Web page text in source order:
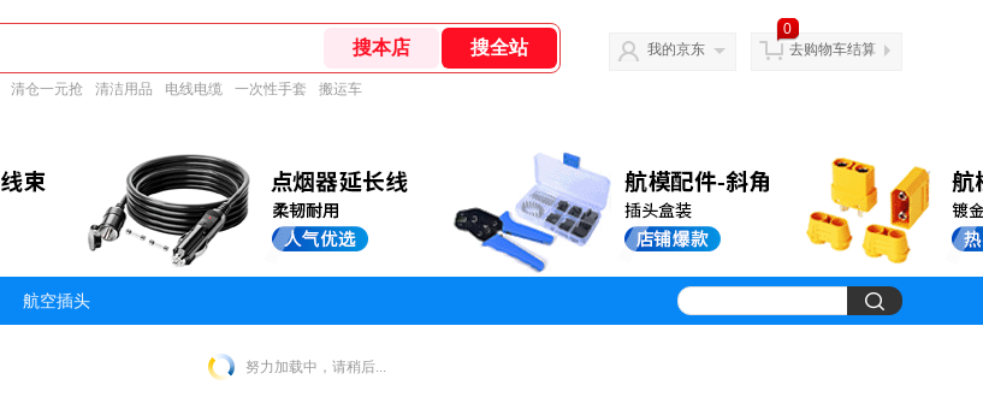
清仓一元抢 清洁用品 电线电缆 一次性手套 搬运车
我的京东
0
去购物车结算
航空插头
努力加载中，请稍后...